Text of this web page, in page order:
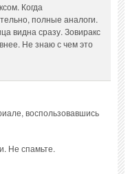
Когда
полные аналоги.
видна сразу. Зовиракс
Не знаю с чем это
воспользовавшись
Не спамьте.